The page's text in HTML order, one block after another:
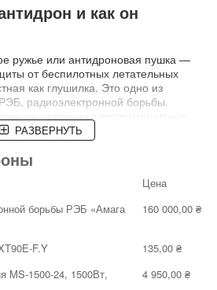
и как он
ружье или антидроновая пушка —
от беспилотных летательных
как глушилка. Это одно из
радиоэлектронной борьбы.
на создании электромагнитных
закрытое пространство дронов.
собой электромагнитную
а ствол — антенну, которая
в направлении БПЛА
которое прерывает связь
с пультом управления, заглушает
и тем самым выводит из строя
теряет управление, после чего
на базу, либо опуститься на
РАЗВЕРНУТЬ
Цена
борьбы РЭБ «Амага
160 000,00 ₴
F.Y
135,00 ₴
MS-1500-24, 1500Вт,
4 950,00 ₴